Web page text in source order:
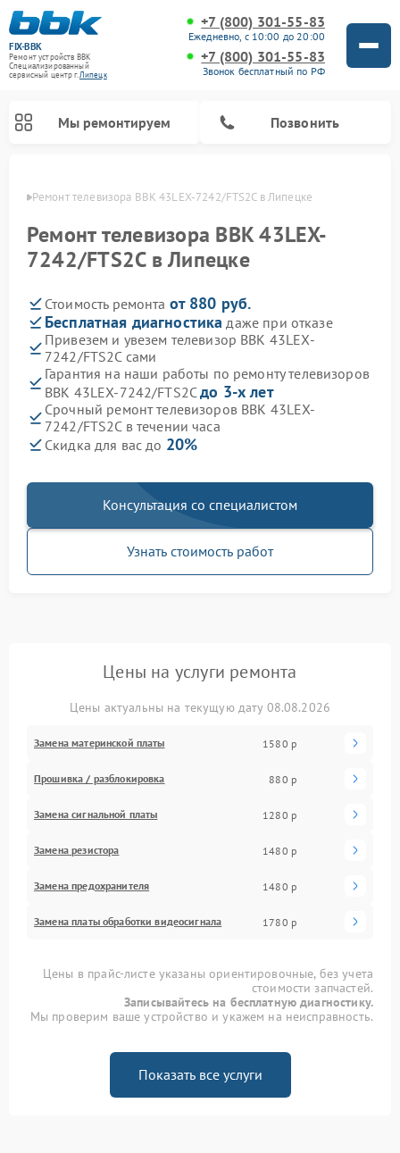
FIX-BBK
Ремонт устройств BBK
Специализированный
cервисный центр г.Липецк
+7 (800) 301-55-83
Ежедневно, с 10:00 до 20:00
+7 (800) 301-55-83
Звонок бесплатный по РФ
Мы ремонтируем Позвонить
Ремонт телевизора BBK 43LEX-7242/FTS2C в Липецке
Ремонт телевизора BBK 43LEX-
7242/FTS2C в Липецке
Стоимость ремонта от 880 руб.
Бесплатная диагностика даже при отказе
Привезем и увезем телевизор BBK 43LEX-
7242/FTS2C сами
Гарантия на наши работы по ремонту телевизоров
BBK 43LEX-7242/FTS2Cдо 3-х лет
Срочный ремонт телевизоров BBK 43LEX-
7242/FTS2C в течении часа
Скидка для вас до 20%
Консультация со специалистом
Узнать стоимость работ
Цены на услуги ремонта
Цены актуальны на текущую дату 08.08.2026
Замена материнской платы 1580 р
Прошивка / разблокировка 880 р
Замена сигнальной платы 1280 р
Замена резистора 1480 р
Замена предохранителя 1480 р
Замена платы обработки видеосигнала 1780 р
Цены в прайс-листе указаны ориентировочные, без учета
стоимости запчастей.
Записывайтесь на бесплатную диагностику.
Мы проверим ваше устройство и укажем на неисправность.
Показать все услуги